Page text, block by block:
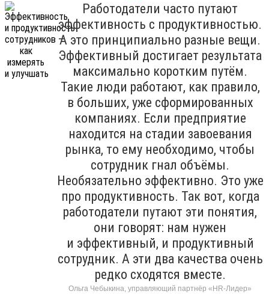
Работодатели часто путают
эффективность с продуктивностью.
А это принципиально разные вещи.
Эффективный достигает результата
максимально коротким путём.
Такие люди работают, как правило,
в больших, уже сформированных
компаниях. Если предприятие
находится на стадии завоевания
рынка, то ему необходимо, чтобы
сотрудник гнал объёмы.
Необязательно эффективно. Это уже
про продуктивность. Так вот, когда
работодатели путают эти понятия,
они говорят: нам нужен
и эффективный, и продуктивный
сотрудник. А эти два качества очень
редко сходятся вместе.
Ольга Чебыкина, управляющий партнёр «HR-Лидер»